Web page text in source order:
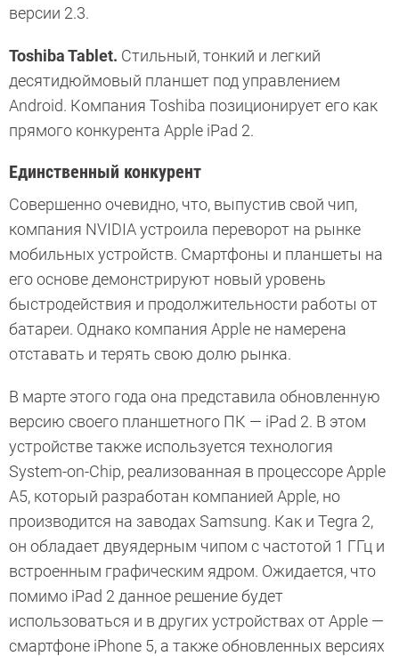
версии 2.3.
Toshiba Tablet. Стильный, тонкий и легкий
десятидюймовый планшет под управлением
Android. Компания Toshiba позиционирует его как
прямого конкурента Apple iPad 2.
Единственный конкурент
Совершенно очевидно, что, выпустив свой чип,
компания NVIDIA устроила переворот на рынке
мобильных устройств. Смартфоны и планшеты на
его основе демонстрируют новый уровень
быстродействия и продолжительности работы от
батареи. Однако компания Apple не намерена
отставать и терять свою долю рынка.
В марте этого года она представила обновленную
версию своего планшетного ПК — iPad 2. В этом
устройстве также используется технология
System-on-Chip, реализованная в процессоре Apple
A5, который разработан компанией Apple, но
производится на заводах Samsung. Как и Tegra 2,
он обладает двуядерным чипом с частотой 1 ГГц и
встроенным графическим ядром. Ожидается, что
помимо iPad 2 данное решение будет
использоваться и в других устройствах от Apple —
смартфоне iPhone 5, а также обновленных версиях